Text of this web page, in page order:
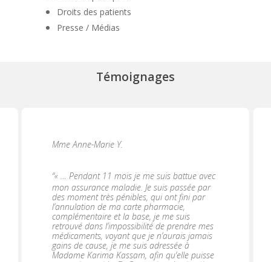
Droits des patients
Presse / Médias
Témoignages
Mme Anne-Marie Y.
“« … Pendant 11 mois je me suis battue avec
mon assurance maladie. Je suis passée par
des moment très pénibles, qui ont fini par
l’annulation de ma carte pharmacie,
complémentaire et la base, je me suis
retrouvé dans l’impossibilité de prendre mes
médicaments, voyant que je n’aurais jamais
gains de cause, je me suis adressée à
Madame Karima Kassam, afin qu’elle puisse